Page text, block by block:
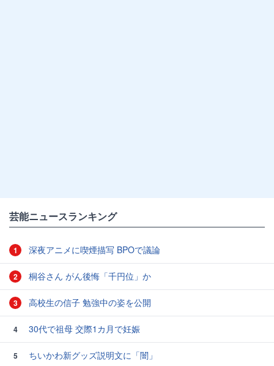
芸能ニュースランキング
1 深夜アニメに喫煙描写 BPOで議論
2 桐谷さん がん後悔「千円位」か
3 高校生の信子 勉強中の姿を公開
4 30代で祖母 交際1カ月で妊娠
5 ちいかわ新グッズ説明文に「闇」